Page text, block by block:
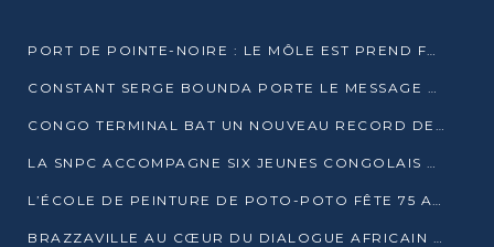
PORT DE POINTE-NOIRE : LE MÔLE EST PREND FORME ET VISE LES GÉANTS DES MERS
CONSTANT SERGE BOUNDA PORTE LE MESSAGE DE COMPASSION DE DENIS SASSOU NGUESSO EN IRAN
CONGO TERMINAL BAT UN NOUVEAU RECORD DE PRODUCTIVITÉ AU PORT DE POINTE-NOIRE
LA SNPC ACCOMPAGNE SIX JEUNES CONGOLAIS AUX OLYMPIADES PANAFRICAINES DE MATHÉMATIQUES
L’ÉCOLE DE PEINTURE DE POTO-POTO FÊTE 75 ANS AU SERVICE DE L’ART CONGOLAIS
BRAZZAVILLE AU CŒUR DU DIALOGUE AFRICAIN SUR LES OBJECTIFS DE DÉVELOPPEMENT DURABLE